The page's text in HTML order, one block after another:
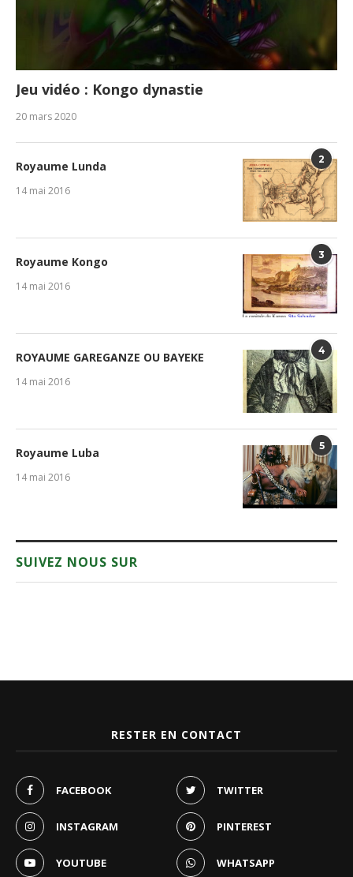
Jeu vidéo : Kongo dynastie
20 mars 2020
2
Royaume Lunda
14 mai 2016
3
Royaume Kongo
14 mai 2016
4
ROYAUME GAREGANZE OU BAYEKE
14 mai 2016
5
Royaume Luba
14 mai 2016
SUIVEZ NOUS SUR
RESTER EN CONTACT
FACEBOOK TWITTER
INSTAGRAM PINTEREST
YOUTUBE WHATSAPP